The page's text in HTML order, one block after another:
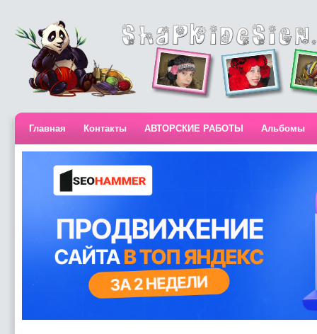
Главная Контакты АВТОРСКИЕ РАБОТЫ Альбомы